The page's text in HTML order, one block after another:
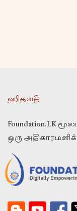
ஹிதவதீ
Foundation.LK
ஒரு